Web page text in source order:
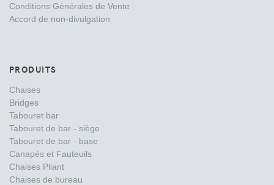
Conditions Générales de Vente
Accord de non-divulgation
PRODUITS
Chaises
Bridges
Tabouret bar
Tabouret de bar - siège
Tabouret de bar - base
Canapés et Fauteuils
Chaises Pliant
Chaises de bureau